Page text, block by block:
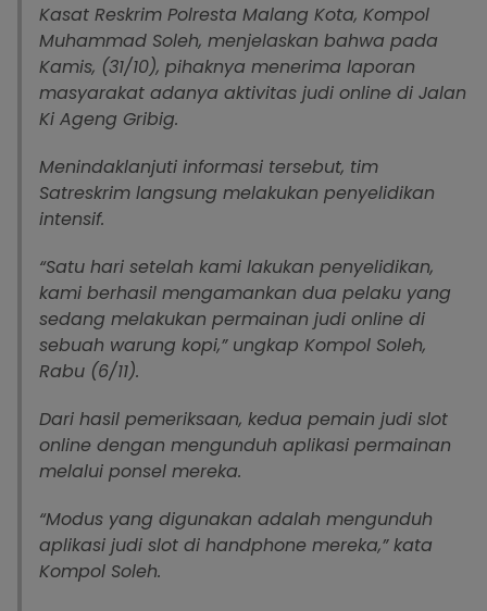
Kasat Reskrim Polresta Malang Kota, Kompol
Muhammad Soleh, menjelaskan bahwa pada
Kamis, (31/10), pihaknya menerima laporan
masyarakat adanya aktivitas judi online di Jalan
Ki Ageng Gribig.
Menindaklanjuti informasi tersebut, tim
Satreskrim langsung melakukan penyelidikan
intensif.
“Satu hari setelah kami lakukan penyelidikan,
kami berhasil mengamankan dua pelaku yang
sedang melakukan permainan judi online di
sebuah warung kopi,” ungkap Kompol Soleh,
Rabu (6/11).
Dari hasil pemeriksaan, kedua pemain judi slot
online dengan mengunduh aplikasi permainan
melalui ponsel mereka.
“Modus yang digunakan adalah mengunduh
aplikasi judi slot di handphone mereka,” kata
Kompol Soleh.